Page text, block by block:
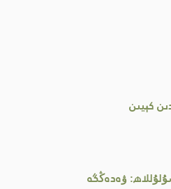
كېيىن
ۋەدەڭگە